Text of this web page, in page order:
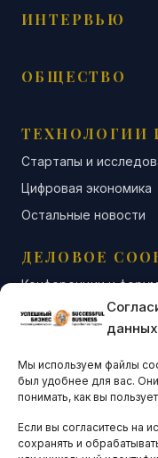
данных
Мы используем файлы
был удобнее для вас.
понимать, как вы
Если вы согласитесь на
сохранять и
ИНТЕРВЬЮ
ОБЩЕСТВО
ТЕХНОЛОГИИ
Стартапы и
Цифровая экономика
Остальные новости
ДЕЛОВОЕ
Конференции и
Бизнес-клубы и
Остальные новости
АНАЛИТИКА И
ARTICLES IN